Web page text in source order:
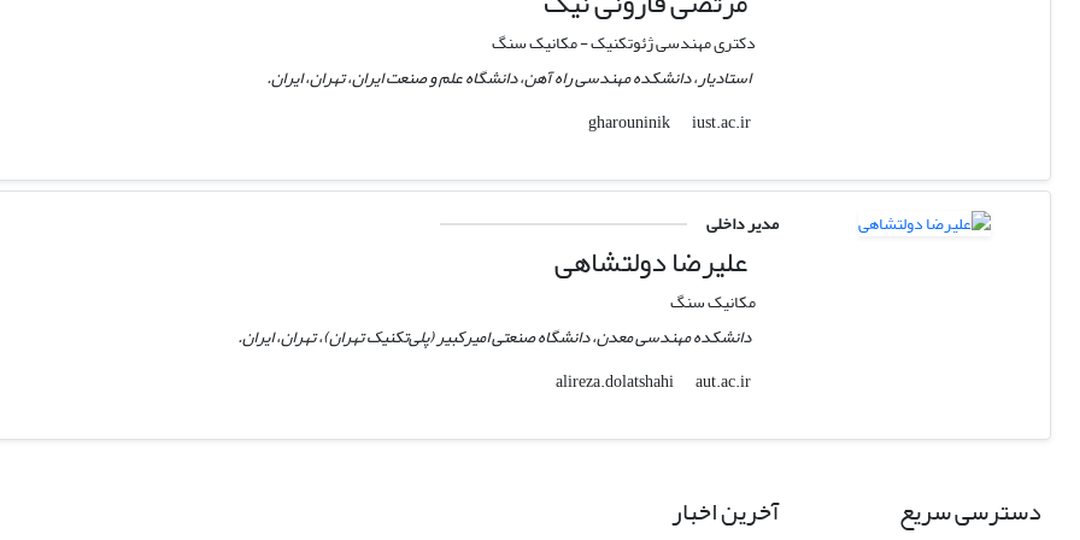
دکتری مهندسی ژئوتکنیک - مکانیک سنگ
استادیار، دانشکده مهندسی راه آهن، دانشگاه علم و صنعت ایران، تهران، ایران.
gharouninik
iust.ac.ir
مدیر داخلی
علیرضا دولتشاهی
مکانیک سنگ
دانشکده مهندسی معدن، دانشگاه صنعتی امیرکبیر (پلی‌تکنیک تهران)، تهران، ایران.
alireza.dolatshahi
aut.ac.ir
دسترسی سریع آخرین اخبار